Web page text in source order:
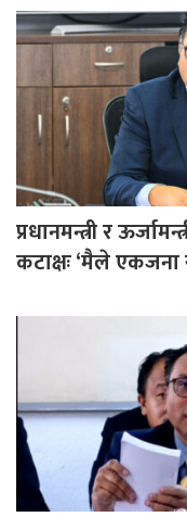
प्रधानमन्त्री र
कटाक्षः ‘मैले